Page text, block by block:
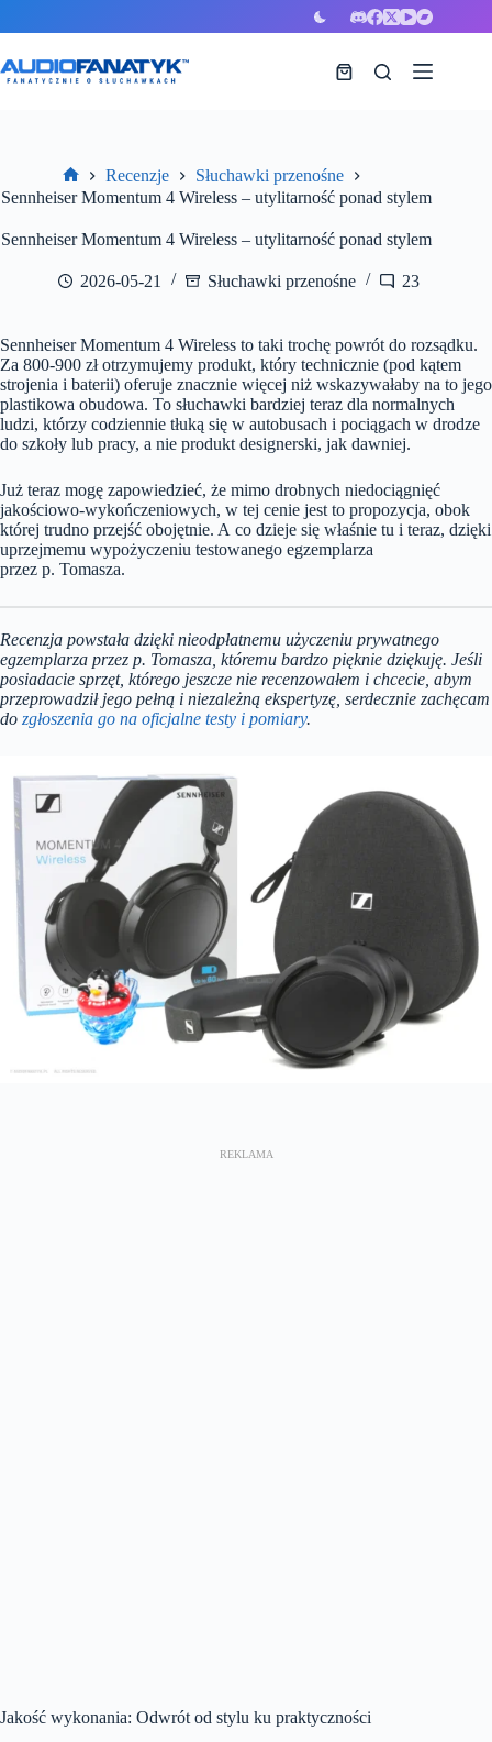
Koszyk
Strona
Recenzje
Słuchawki przenośne
Sennheiser Momentum 4 Wireless – utylitarność ponad stylem
Sennheiser Momentum 4 Wireless – utylitarność ponad stylem
2026-05-21 Słuchawki przenośne 23
Sennheiser Momentum 4 Wireless to taki trochę powrót do rozsądku.
Za 800-900 zł otrzymujemy produkt, który technicznie (pod kątem
strojenia i baterii) oferuje znacznie więcej niż wskazywałaby na to jego
plastikowa obudowa. To słuchawki bardziej teraz dla normalnych
ludzi, którzy codziennie tłuką się w autobusach i pociągach w drodze
do szkoły lub pracy, a nie produkt designerski, jak dawniej.
Już teraz mogę zapowiedzieć, że mimo drobnych niedociągnięć
jakościowo-wykończeniowych, w tej cenie jest to propozycja, obok
której trudno przejść obojętnie. A co dzieje się właśnie tu i teraz, dzięki
uprzejmemu wypożyczeniu testowanego egzemplarza
przez p. Tomasza.
Recenzja powstała dzięki nieodpłatnemu użyczeniu prywatnego
egzemplarza przez p. Tomasza, któremu bardzo pięknie dziękuję. Jeśli
posiadacie sprzęt, którego jeszcze nie recenzowałem i chcecie, abym
przeprowadził jego pełną i niezależną ekspertyzę, serdecznie zachęcam
do zgłoszenia go na oficjalne testy i pomiary.
Jakość wykonania: Odwrót od stylu ku praktyczności